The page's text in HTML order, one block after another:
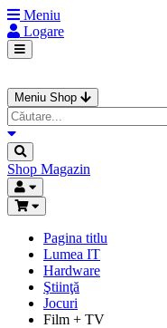
Meniu
Logare
Meniu Shop
Shop Magazin
Pagina titlu
Lumea IT
Hardware
Ştiinţă
Jocuri
Film + TV